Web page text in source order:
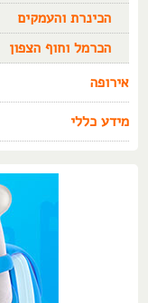
הכינרת והעמקים
הכרמל וחוף הצפון
אירופה
מידע כללי